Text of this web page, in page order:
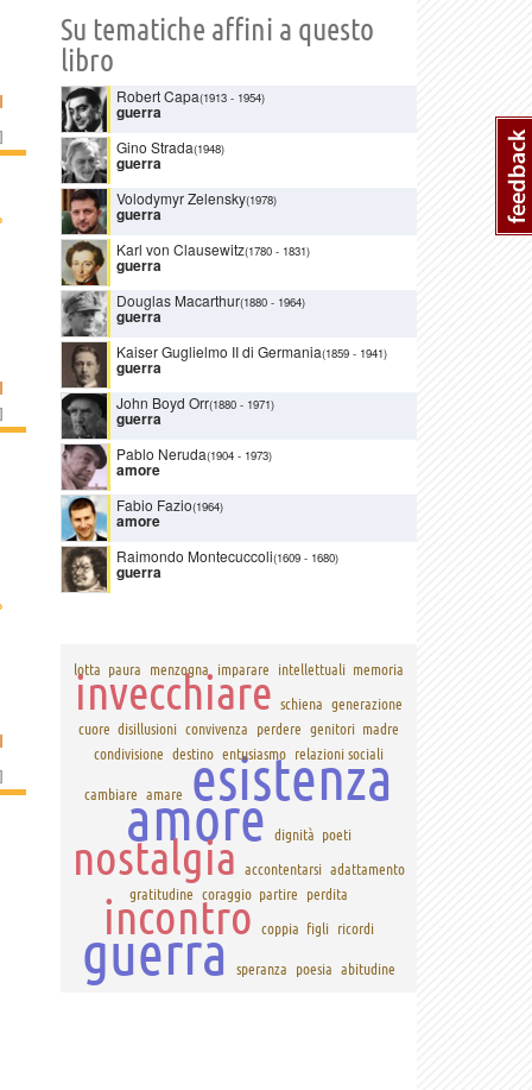
]
]
]
Su tematiche affini a questo
libro
Robert Capa(1913 - 1954)
guerra
Gino Strada(1948)
guerra
Volodymyr Zelensky(1978)
guerra
Karl von Clausewitz(1780 - 1831)
guerra
Douglas Macarthur(1880 - 1964)
guerra
Kaiser Guglielmo II di Germania(1859 - 1941)
guerra
John Boyd Orr(1880 - 1971)
guerra
Pablo Neruda(1904 - 1973)
amore
Fabio Fazio(1964)
amore
Raimondo Montecuccoli(1609 - 1680)
guerra
lotta paura menzogna imparare intellettuali memoria
invecchiare schiena generazione
cuore disillusioni convivenza perdere genitori madre
condivisione destino entusiasmo relazioni sociali
cambiare amare esistenza
amore dignità poeti
nostalgia accontentarsi adattamento
gratitudine coraggio partire perdita
incontro coppia figli ricordi
guerra speranza poesia abitudine